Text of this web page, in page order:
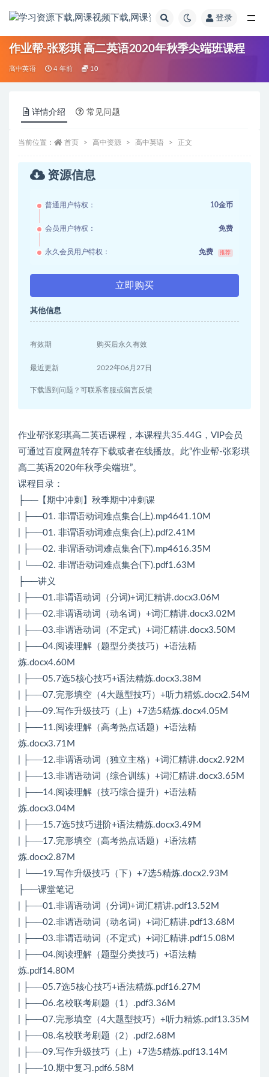
登录
作业帮-张彩琪 高二英语2020年秋季尖端班课程
高中英语 4 年前 10
详情介绍 常见问题
当前位置： 首页 高中资源 高中英语 正文
资源信息
普通用户特权： 10金币
会员用户特权： 免费
永久会员用户特权： 免费 推荐
立即购买
其他信息
有效期 购买后永久有效
最近更新 2022年06月27日
下载遇到问题？可联系客服或留言反馈
作业帮张彩琪高二英语课程，本课程共35.44G，VIP会员
可通过百度网盘转存下载或者在线播放。此“作业帮-张彩琪
高二英语2020年秋季尖端班”。
课程目录：
├──【期中冲刺】秋季期中冲刺课
| ├──01. 非谓语动词难点集合(上).mp4641.10M
| ├──01. 非谓语动词难点集合(上).pdf2.41M
| ├──02. 非谓语动词难点集合(下).mp4616.35M
| └──02. 非谓语动词难点集合(下).pdf1.63M
├──讲义
| ├──01.非谓语动词（分词)+词汇精讲.docx3.06M
| ├──02.非谓语动词（动名词）+词汇精讲.docx3.02M
| ├──03.非谓语动词（不定式）+词汇精讲.docx3.50M
| ├──04.阅读理解（题型分类技巧）+语法精
炼.docx4.60M
| ├──05.7选5核心技巧+语法精炼.docx3.38M
| ├──07.完形填空（4大题型技巧）+听力精炼.docx2.54M
| ├──09.写作升级技巧（上）+7选5精炼.docx4.05M
| ├──11.阅读理解（高考热点话题）+语法精
炼.docx3.71M
| ├──12.非谓语动词（独立主格）+词汇精讲.docx2.92M
| ├──13.非谓语动词（综合训练）+词汇精讲.docx3.65M
| ├──14.阅读理解（技巧综合提升）+语法精
炼.docx3.04M
| ├──15.7选5技巧进阶+语法精炼.docx3.49M
| ├──17.完形填空（高考热点话题）+语法精
炼.docx2.87M
| └──19.写作升级技巧（下）+7选5精炼.docx2.93M
├──课堂笔记
| ├──01.非谓语动词（分词)+词汇精讲.pdf13.52M
| ├──02.非谓语动词（动名词）+词汇精讲.pdf13.68M
| ├──03.非谓语动词（不定式）+词汇精讲.pdf15.08M
| ├──04.阅读理解（题型分类技巧）+语法精
炼.pdf14.80M
| ├──05.7选5核心技巧+语法精炼.pdf16.27M
| ├──06.名校联考刷题（1）.pdf3.36M
| ├──07.完形填空（4大题型技巧）+听力精炼.pdf13.35M
| ├──08.名校联考刷题（2）.pdf2.68M
| ├──09.写作升级技巧（上）+7选5精炼.pdf13.14M
| ├──10.期中复习.pdf6.58M